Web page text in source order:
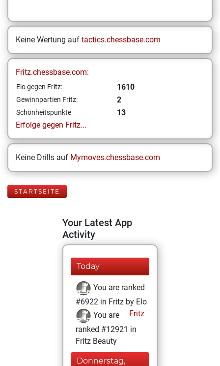
Keine Wertung auf tactics.chessbase.com
Fritz.chessbase.com:
Elo gegen Fritz: 1610
Gewinnpartien Fritz: 2
Schönheitspunkte
13
Erfolge gegen Fritz...
Keine Drills auf Mymoves.chessbase.com
STARTSEITE
Your Latest App
Activity
Today
You are ranked
#6922 in Fritz by Elo
Fritz
You are
ranked #12921 in
Fritz Beauty
Donnerstag,